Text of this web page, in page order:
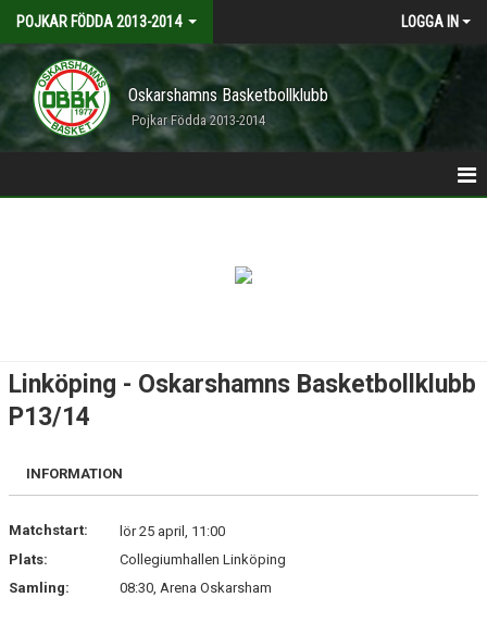
POJKAR FÖDDA 2013-2014 LOGGA IN
Oskarshamns Basketbollklubb
Pojkar Födda 2013-2014
Linköping - Oskarshamns Basketbollklubb
P13/14
INFORMATION
Matchstart:
lör 25 april, 11:00
Plats:
Collegiumhallen Linköping
Samling:
08:30, Arena Oskarsham